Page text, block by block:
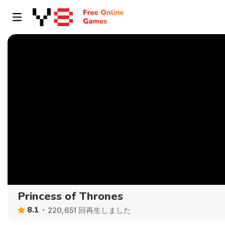
Princess of Thrones
8.1 220,651 回再生しました